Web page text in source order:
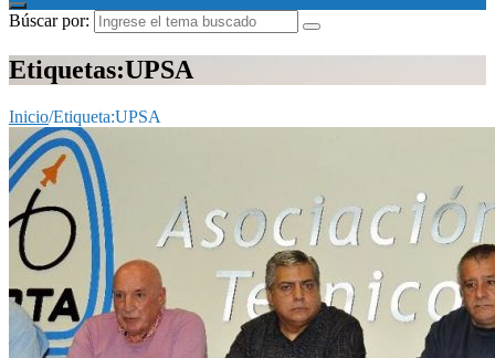
Búscar por:
Etiquetas:UPSA
Inicio/Etiqueta:UPSA